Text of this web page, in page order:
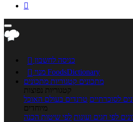

 כניסה לחשבון

מנוי FoodsDictionary
מתכונים קטגוריות מתכונים
קטגוריות נפוצות
לסוכרתיים טרנדים בעולם האוכל
מיוחדים
לפי חגים ועונות לפי שיטות הכנה